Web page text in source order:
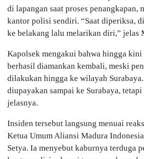
di lapangan saat proses penangkapan,
kantor polisi sendiri. “Saat diperiksa,
ke belakang lalu melarikan diri,” jelas
Kapolsek mengakui bahwa hingga kini
berhasil diamankan kembali, meski
dilakukan hingga ke wilayah Surabaya.
diupayakan sampai ke Surabaya,
jelasnya.
Insiden tersebut langsung menuai
Ketua Umum Aliansi Madura
Setya. Ia menyebut kaburnya terduga